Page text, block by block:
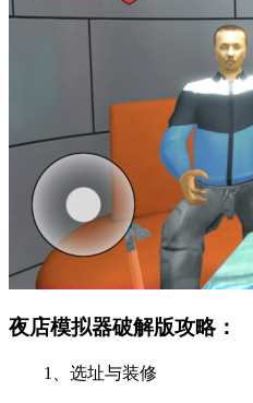
夜店模拟器破解版攻略：
1、选址与装修